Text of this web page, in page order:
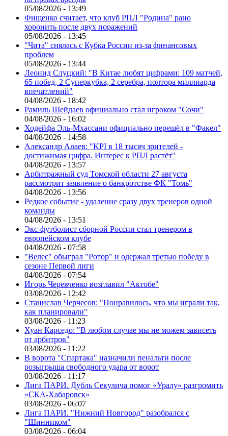
05/08/2026 - 13:49
Фищенко считает, что клуб РПЛ "Родина" рано
хоронить после двух поражений
05/08/2026 - 13:45
"Чита" снялась с Кубка России из-за финансовых
проблем
05/08/2026 - 13:44
Леонид Слуцкий: "В Китае любят цифрами: 109 матчей,
65 побед, 2 Суперкубка, 2 серебра, полтора миллиарда
впечатлений"
04/08/2026 - 18:42
Рамиль Шейдаев официально стал игроком "Сочи"
04/08/2026 - 16:02
Ходейфа Эль-Мхассани официально перешёл в "Факел"
04/08/2026 - 14:58
Александр Алаев: "KPI в 18 тысяч зрителей -
достижимая цифра. Интерес к РПЛ растёт"
04/08/2026 - 13:57
Арбитражный суд Томской области 27 августа
рассмотрит заявление о банкротстве ФК "Томь"
04/08/2026 - 13:56
Редкое событие - удаление сразу двух тренеров одной
команды
04/08/2026 - 13:51
Экс-футболист сборной России стал тренером в
европейском клубе
04/08/2026 - 07:58
"Велес" обыграл "Ротор" и одержал третью победу в
сезоне Первой лиги
04/08/2026 - 07:54
Игорь Черевченко возглавил "Актобе"
03/08/2026 - 12:42
Станислав Черчесов: "Понравилось, что мы играли так,
как планировали"
03/08/2026 - 11:23
Хуан Карседо: "В любом случае мы не можем зависеть
от арбитров"
03/08/2026 - 11:22
В ворота "Спартака" назначили пенальти после
розыгрыша свободного удара от ворот
03/08/2026 - 11:17
Лига ПАРИ. Дубль Секулича помог «Уралу» разгромить
«СКА-Хабаровск»
03/08/2026 - 06:07
Лига ПАРИ. "Нижний Новгород" разобрался с
"Шинником"
03/08/2026 - 06:04